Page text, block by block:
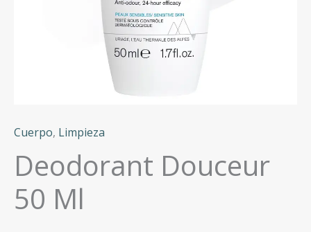
Cuerpo, Limpieza
Deodorant Douceur
50 Ml